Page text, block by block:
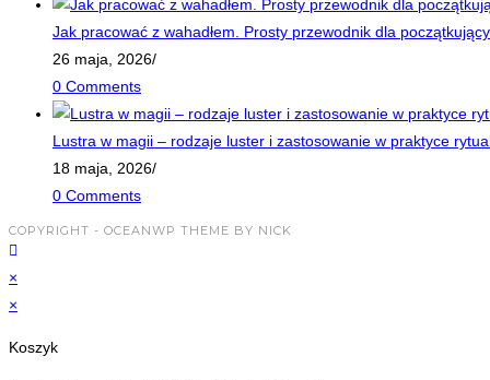
Jak pracować z wahadłem. Prosty przewodnik dla
26 maja, 2026/
0 Comments
Lustra w magii – rodzaje luster i zastosowanie w praktyce
18 maja, 2026/
0 Comments
COPYRIGHT - OCEANWP THEME BY NICK
×
×
Koszyk